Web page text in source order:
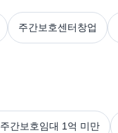
주간보호센터창업
간보호임대 1억 미만